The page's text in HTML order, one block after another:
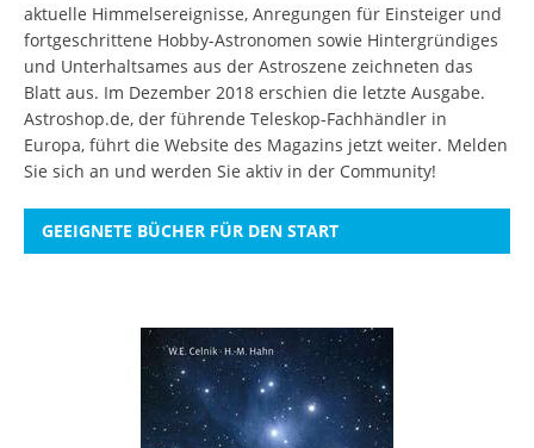
aktuelle Himmelsereignisse, Anregungen für Einsteiger und
fortgeschrittene Hobby-Astronomen sowie Hintergründiges
und Unterhaltsames aus der Astroszene zeichneten das
Blatt aus. Im Dezember 2018 erschien die letzte Ausgabe.
Astroshop.de, der führende Teleskop-Fachhändler in
Europa, führt die Website des Magazins jetzt weiter. Melden
Sie sich an und werden Sie aktiv in der Community!
GEEIGNETE BÜCHER FÜR DEN START